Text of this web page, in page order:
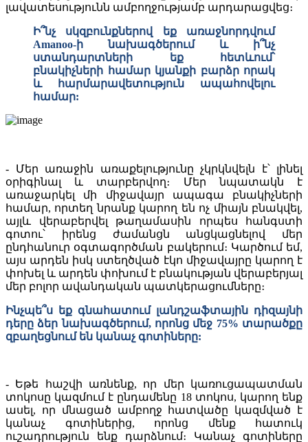
լավատեսությունն ամբողջությամբ արդարացվեց։
Ի՞նչ սկզբունքներով եք առաջնորդվում
Amanoo-ի նախագծերում և ի՞նչ
ստանդարտների եք հետևում՝
բնակիչների համար կյանքի բարձր որակ
և հարմարավետություն ապահովելու
համար:
- Մեր առաջին առաքելությունը չկրկնվելն է՝ լինել
օրիգինալ և տարբերվող։ Մեր նպատակն է
առաջարկել մի միջավայր ապագա բնակիչների
համար, որտեղ նրանք կարող են ոչ միայն բնակվել,
այլև վերաբերվել թաղամասին որպես հանգստի
գոտու՝ իրենց ժամանցն անցկացնելով մեր
ընդհանուր օգտագործման բակերում։ Կարծում եմ,
այս արդեն իսկ ստեղծված էկո միջավայրը կարող է
փոխել և արդեն փոխում է բնակության վերաբերյալ
մեր բոլոր ավանդական պատկերացումները։
Ինչպե՞ս եք գնահատում լանդշաֆտային դիզայնի
դերը ձեր նախագծերում, որոնց մեջ 75% տարածքը
զբաղեցնում են կանաչ գոտիները:
- Եթե հաշվի առնենք, որ մեր կառուցապատման
տոկոսը կազմում է ընդամենը 18 տոկոս, կարող ենք
ասել, որ մնացած ամբողջ հատվածը կազմված է
կանաչ գոտիներից, որոնց մենք հատուկ
ուշադրություն ենք դարձնում։ Կանաչ գոտիները